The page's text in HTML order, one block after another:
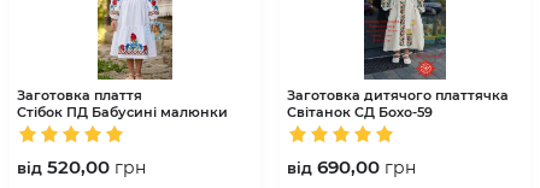
Заготовка плаття
Стібок ПД Бабусині малюнки
вiд 520,00 грн
Заготовка дитячого платтячка
Світанок СД Бохо-59
вiд 690,00 грн